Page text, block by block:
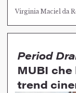
Virginia Maciel da
Period
MUBI
trend